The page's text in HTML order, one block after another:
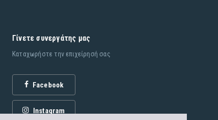
Γίνετε συνεργάτης μας
Καταχωρήστε την επιχείρησή σας
Facebook
Instagram